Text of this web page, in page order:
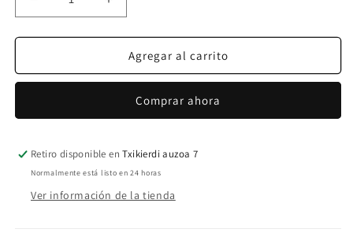
Reducir
cantidad
para
PANTALON
Aumentar
cantidad
para
DORLETA
PANTALON
Agregar al carrito
Comprar ahora
Retiro disponible enTxikierdi auzoa 7
Normalmente está listo en 24 horas
Ver información de la tienda